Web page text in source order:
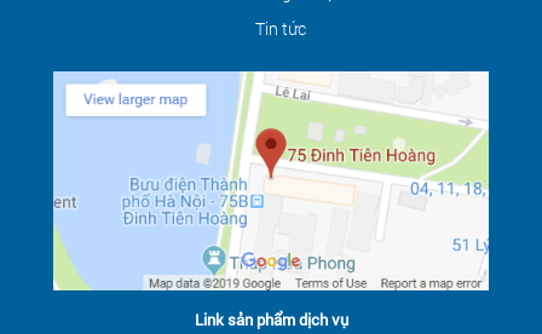
Tin tức
Link sản phẩm dịch vụ